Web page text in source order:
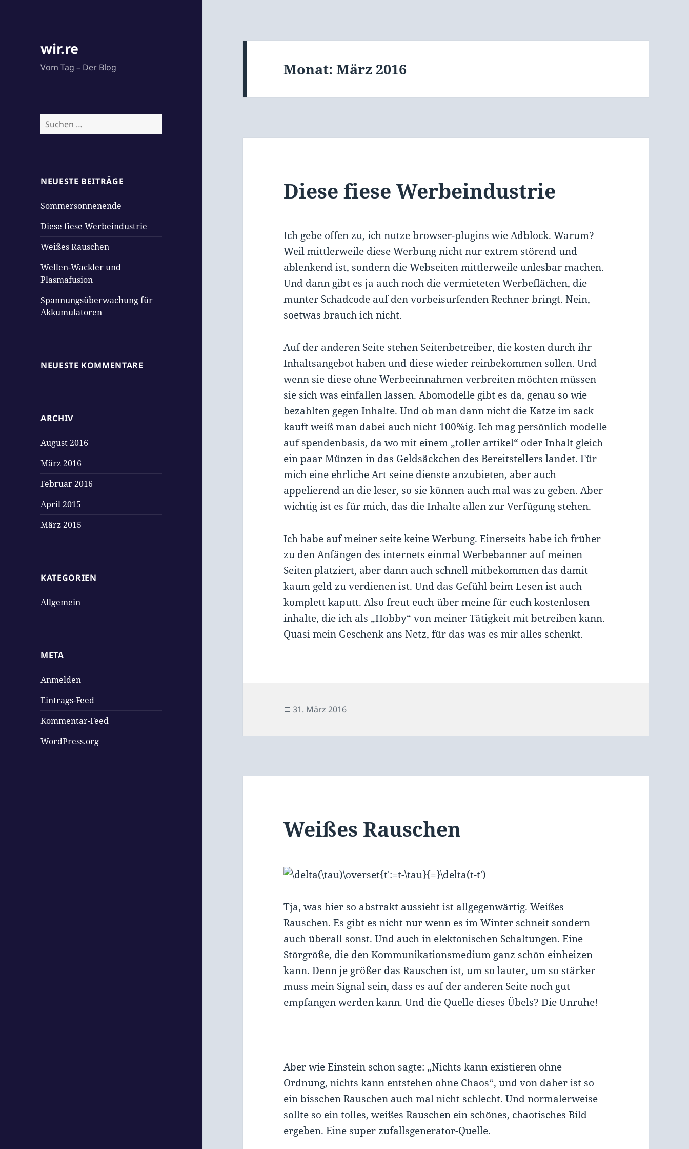
wir.re
Vom Tag – Der Blog
Suchen
nach:
NEUESTE BEITRÄGE
Sommersonnenende
Diese fiese Werbeindustrie
Weißes Rauschen
Wellen-Wackler und
Plasmafusion
Spannungsüberwachung für
Akkumulatoren
NEUESTE KOMMENTARE
ARCHIV
August 2016
März 2016
Februar 2016
April 2015
März 2015
KATEGORIEN
Allgemein
META
Anmelden
Eintrags-Feed
Kommentar-Feed
WordPress.org
Monat:März 2016
Diese fiese Werbeindustrie
Ich gebe offen zu, ich nutze browser-plugins wie Adblock. Warum?
Weil mittlerweile diese Werbung nicht nur extrem störend und
ablenkend ist, sondern die Webseiten mittlerweile unlesbar machen.
Und dann gibt es ja auch noch die vermieteten Werbeflächen, die
munter Schadcode auf den vorbeisurfenden Rechner bringt. Nein,
soetwas brauch ich nicht.
Auf der anderen Seite stehen Seitenbetreiber, die kosten durch ihr
Inhaltsangebot haben und diese wieder reinbekommen sollen. Und
wenn sie diese ohne Werbeeinnahmen verbreiten möchten müssen
sie sich was einfallen lassen. Abomodelle gibt es da, genau so wie
bezahlten gegen Inhalte. Und ob man dann nicht die Katze im sack
kauft weiß man dabei auch nicht 100%ig. Ich mag persönlich modelle
auf spendenbasis, da wo mit einem „toller artikel“ oder Inhalt gleich
ein paar Münzen in das Geldsäckchen des Bereitstellers landet. Für
mich eine ehrliche Art seine dienste anzubieten, aber auch
appelierend an die leser, so sie können auch mal was zu geben. Aber
wichtig ist es für mich, das die Inhalte allen zur Verfügung stehen.
Ich habe auf meiner seite keine Werbung. Einerseits habe ich früher
zu den Anfängen des internets einmal Werbebanner auf meinen
Seiten platziert, aber dann auch schnell mitbekommen das damit
kaum geld zu verdienen ist. Und das Gefühl beim Lesen ist auch
komplett kaputt. Also freut euch über meine für euch kostenlosen
inhalte, die ich als „Hobby“ von meiner Tätigkeit mit betreiben kann.
Quasi mein Geschenk ans Netz, für das was es mir alles schenkt.
Veröffentlicht
31. März 2016
Weißes Rauschen
Tja, was hier so abstrakt aussieht ist allgegenwärtig. Weißes
Rauschen. Es gibt es nicht nur wenn es im Winter schneit sondern
auch überall sonst. Und auch in elektonischen Schaltungen. Eine
Störgröße, die den Kommunikationsmedium ganz schön einheizen
kann. Denn je größer das Rauschen ist, um so lauter, um so stärker
muss mein Signal sein, dass es auf der anderen Seite noch gut
empfangen werden kann. Und die Quelle dieses Übels? Die Unruhe!
Aber wie Einstein schon sagte: „Nichts kann existieren ohne
Ordnung, nichts kann entstehen ohne Chaos“, und von daher ist so
ein bisschen Rauschen auch mal nicht schlecht. Und normalerweise
sollte so ein tolles, weißes Rauschen ein schönes, chaotisches Bild
ergeben. Eine super zufallsgenerator-Quelle.